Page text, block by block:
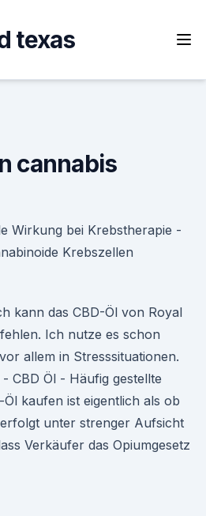
texas
cannabis
Wirkung bei Krebstherapie -
Krebszellen
kann das CBD-Öl von Royal
Ich nutze es schon
allem in Stresssituationen.
CBD Öl - Häufig gestellte
kaufen ist eigentlich als ob
unter strenger Aufsicht
Verkäufer das Opiumgesetz